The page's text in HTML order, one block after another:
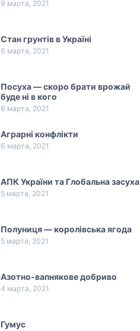
9 марта, 2021
Стан грунтів в Україні
6 марта, 2021
Посуха — скоро брати врожай
буде ні в кого
6 марта, 2021
Аграрні конфлікти
6 марта, 2021
АПК України та Глобальна засуха
5 марта, 2021
Полуниця — королівська ягода
5 марта, 2021
Азотно-вапнякове добриво
4 марта, 2021
Гумус